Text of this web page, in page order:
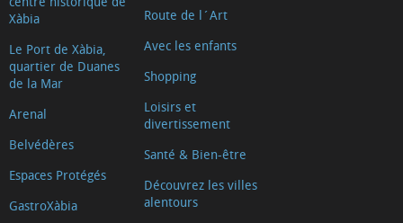
Xàbia
Le Port de Xàbia,
quartier de Duanes
de la Mar
Arenal
Belvédères
Espaces Protégés
GastroXàbia
Route de l´Art
Avec les enfants
Shopping
Loisirs et
divertissement
Santé & Bien-être
Découvrez les villes
alentours